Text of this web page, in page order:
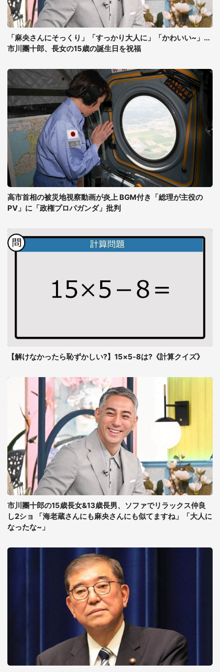
「麻央さんにそっくり」「すっかり大人に」「かわいい~」...
市川團十郎、長女の15歳の誕生日を祝福
高市首相の被災地視察動画が炎上 BGM付き「総理が主役の
PV」に「政権プロパガンダ」批判
【解けなかったら恥ずかしい?】15×5-8は?《計算クイズ》
市川團十郎の15歳長女&13歳長男、ソファでリラックス仲良
し2ショ 「海老蔵さんにも麻央さんにも似てますね」「大人に
なったな~」